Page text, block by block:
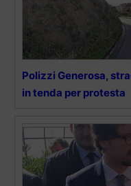
Polizzi Generosa,
in tenda per protesta